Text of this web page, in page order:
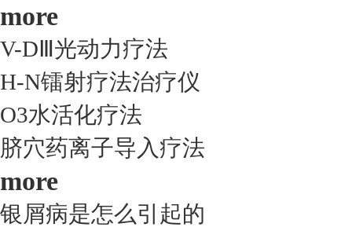
more
V-DⅢ光动力疗法
H-N镭射疗法治疗仪
O3水活化疗法
脐穴药离子导入疗法
more
银屑病是怎么引起的